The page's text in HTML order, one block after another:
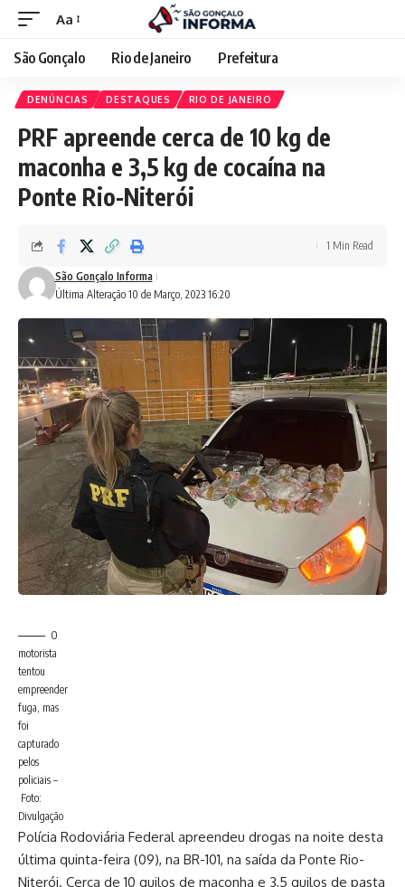
Aa
São Gonçalo Rio de Janeiro Prefeitura
DENÚNCIAS DESTAQUES RIO DE JANEIRO
PRF apreende cerca de 10 kg de
maconha e 3,5 kg de cocaína na
Ponte Rio-Niterói
Última Alteração 10 de Março, 2023 16:20
São Gonçalo Informa
1 Min Read
O
motorista
tentou
empreender
fuga, mas
foi
capturado
pelos
policiais –
Foto:
Divulgação
Polícia Rodoviária Federal apreendeu drogas na noite desta
última quinta-feira (09), na BR-101, na saída da Ponte Rio-
Niterói. Cerca de 10 quilos de maconha e 3,5 quilos de pasta